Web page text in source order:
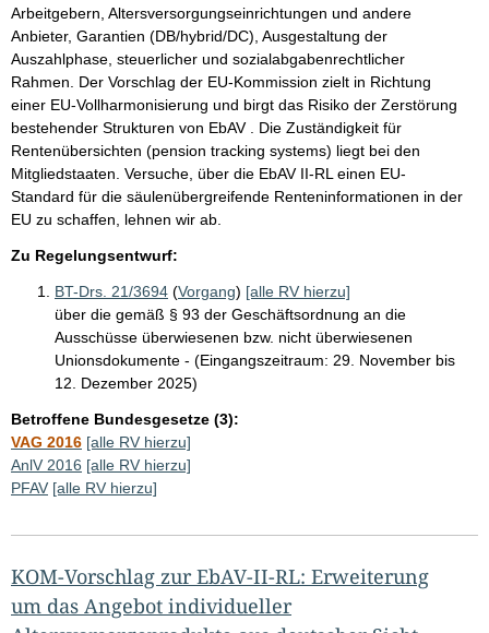
Arbeitgebern, Altersversorgungseinrichtungen und andere
Anbieter, Garantien (DB/hybrid/DC), Ausgestaltung der
Auszahlphase, steuerlicher und sozialabgabenrechtlicher
Rahmen. Der Vorschlag der EU-Kommission zielt in Richtung
einer EU-Vollharmonisierung und birgt das Risiko der Zerstörung
bestehender Strukturen von EbAV . Die Zuständigkeit für
Rentenübersichten (pension tracking systems) liegt bei den
Mitgliedstaaten. Versuche, über die EbAV II-RL einen EU-
Standard für die säulenübergreifende Renteninformationen in der
EU zu schaffen, lehnen wir ab.
Zu Regelungsentwurf:
BT-Drs. 21/3694 (Vorgang) [alle RV hierzu]
über die gemäß § 93 der Geschäftsordnung an die
Ausschüsse überwiesenen bzw. nicht überwiesenen
Unionsdokumente - (Eingangszeitraum: 29. November bis
12. Dezember 2025)
Betroffene Bundesgesetze (3):
VAG 2016 [alle RV hierzu]
AnlV 2016 [alle RV hierzu]
PFAV [alle RV hierzu]
KOM-Vorschlag zur EbAV-II-RL: Erweiterung
um das Angebot individueller